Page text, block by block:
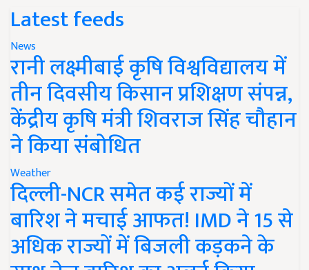
Latest feeds
News
रानी लक्ष्मीबाई कृषि विश्वविद्यालय में
तीन दिवसीय किसान प्रशिक्षण संपन्न,
केंद्रीय कृषि मंत्री शिवराज सिंह चौहान
ने किया संबोधित
Weather
दिल्ली-NCR समेत कई राज्यों में
बारिश ने मचाई आफत! IMD ने 15 से
अधिक राज्यों में बिजली कड़कने के